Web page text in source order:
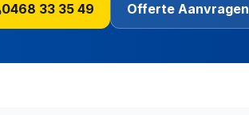
0468 33 35 49 Offerte Aanvragen